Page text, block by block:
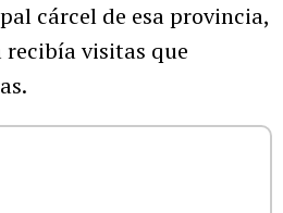
cárcel de esa provincia,
visitas que